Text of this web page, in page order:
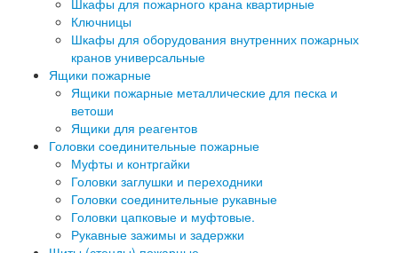
Шкафы для пожарного крана квартирные
Ключницы
Шкафы для оборудования внутренних пожарных
кранов универсальные
Ящики пожарные
Ящики пожарные металлические для песка и
ветоши
Ящики для реагентов
Головки соединительные пожарные
Муфты и контргайки
Головки заглушки и переходники
Головки соединительные рукавные
Головки цапковые и муфтовые.
Рукавные зажимы и задержки